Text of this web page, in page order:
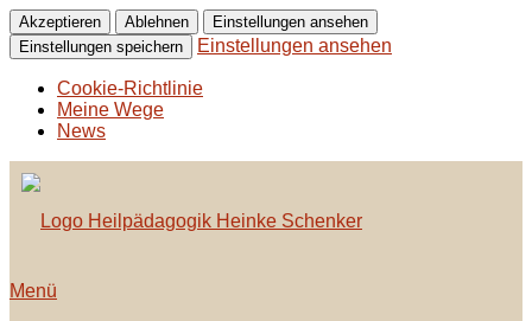
Akzeptieren Ablehnen
Einstellungen ansehen
Einstellungen speichern
Einstellungen ansehen
Cookie-Richtlinie
Meine Wege
News
Zum
Inhalt
springen
Menü